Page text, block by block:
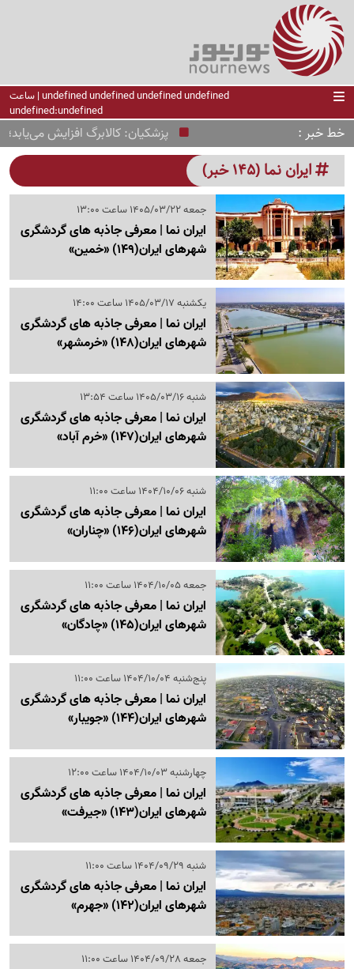
undefined undefined undefined undefined | ساعت
undefined:undefined
خط خبر پزشکیان: کالابرگ افزایش می‌یابد؛
ایران نما (145 خبر)
جمعه 1405/03/22 ساعت 13:00
ایران نما | معرفی جاذبه های گردشگری
شهرهای ایران‌(149) «خمین»
یکشنبه 1405/03/17 ساعت 14:00
ایران نما | معرفی جاذبه های گردشگری
شهرهای ایران‌(148) «خرمشهر»
شنبه 1405/03/16 ساعت 13:54
ایران نما | معرفی جاذبه های گردشگری
شهرهای ایران‌(147) «خرم آباد»
شنبه 1404/10/06 ساعت 11:00
ایران نما | معرفی جاذبه های گردشگری
شهرهای ایران‌(146) «چناران»
جمعه 1404/10/05 ساعت 11:00
ایران نما | معرفی جاذبه های گردشگری
شهرهای ایران‌(145) «چادگان»
پنج‌شنبه 1404/10/04 ساعت 11:00
ایران نما | معرفی جاذبه های گردشگری
شهرهای ایران‌(144) «جویبار»
چهارشنبه 1404/10/03 ساعت 12:00
ایران نما | معرفی جاذبه های گردشگری
شهرهای ایران‌(143) «جیرفت»
شنبه 1404/09/29 ساعت 11:00
ایران نما | معرفی جاذبه های گردشگری
شهرهای ایران‌(142) «جهرم»
جمعه 1404/09/28 ساعت 11:00